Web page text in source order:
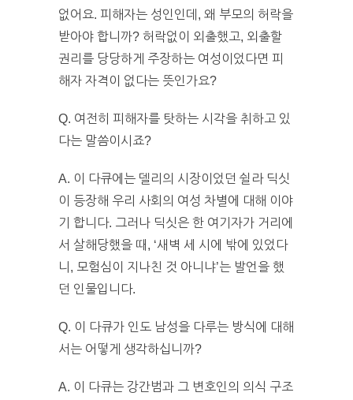
없어요. 피해자는 성인인데, 왜 부모의 허락을
받아야 합니까? 허락없이 외출했고, 외출할
권리를 당당하게 주장하는 여성이었다면 피
해자 자격이 없다는 뜻인가요?
Q. 여전히 피해자를 탓하는 시각을 취하고 있
다는 말씀이시죠?
A. 이 다큐에는 델리의 시장이었던 쉴라 딕싯
이 등장해 우리 사회의 여성 차별에 대해 이야
기 합니다. 그러나 딕싯은 한 여기자가 거리에
서 살해당했을 때, ‘새벽 세 시에 밖에 있었다
니, 모험심이 지나친 것 아니냐’는 발언을 했
던 인물입니다.
Q. 이 다큐가 인도 남성을 다루는 방식에 대해
서는 어떻게 생각하십니까?
A. 이 다큐는 강간범과 그 변호인의 의식 구조